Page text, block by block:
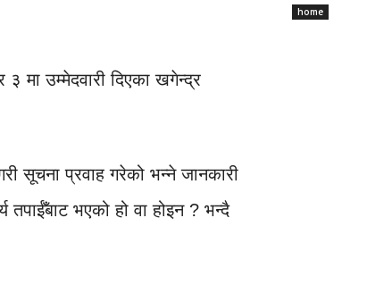
३ मा उम्मेदवारी दिएका खगेन्द्र
सूचना प्रवाह गरेको भन्ने जानकारी
भएको हो वा होइन ? भन्दै
home